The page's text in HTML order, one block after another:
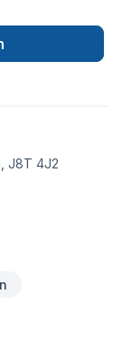
Excavation,
Plancher,
de bain,
et
avec nos
et
J8T 4J2